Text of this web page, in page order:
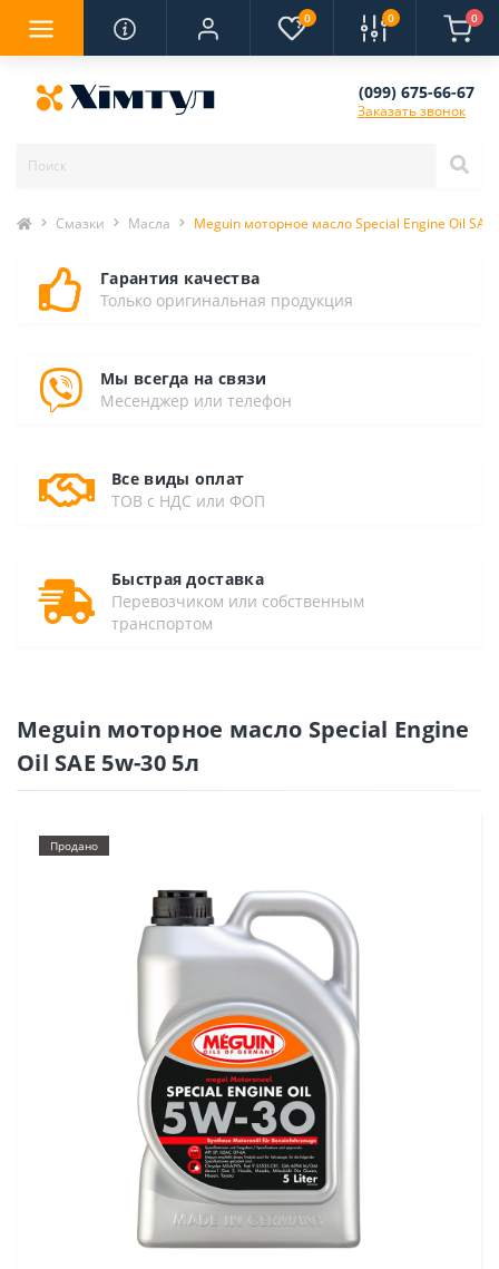
0 0 0
(099) 675-66-67
Заказать звонок
Смазки Масла Meguin моторное масло Special Engine Oil SAE
Гарантия качества
Только оригинальная продукция
Мы всегда на связи
Месенджер или телефон
Все виды оплат
ТОВ с НДС или ФОП
Быстрая доставка
Перевозчиком или собственным
транспортом
Meguin моторное масло Special Engine
Oil SAE 5w-30 5л
Продано